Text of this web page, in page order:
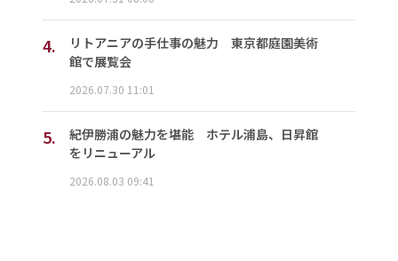
4.
リトアニアの手仕事の魅力 東京都庭園美術
館で展覧会
2026.07.30 11:01
5.
紀伊勝浦の魅力を堪能 ホテル浦島、日昇館
をリニューアル
2026.08.03 09:41